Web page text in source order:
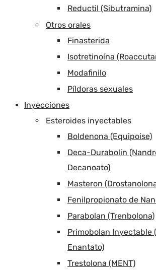
Reductil (Sibutramina)
Otros orales
Finasterida
Isotretinoína
Modafinilo
Píldoras sexuales
Inyecciones
Esteroides inyectables
Boldenona (Equipoise)
Deca-Durabolin
Decanoato)
Masteron
Fenilpropionato de
Parabolan (Trenbolona)
Primobolan Inyectable
Enantato)
Trestolona (MENT)